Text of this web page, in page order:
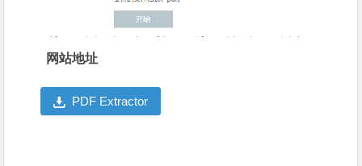
网站地址
PDF Extractor